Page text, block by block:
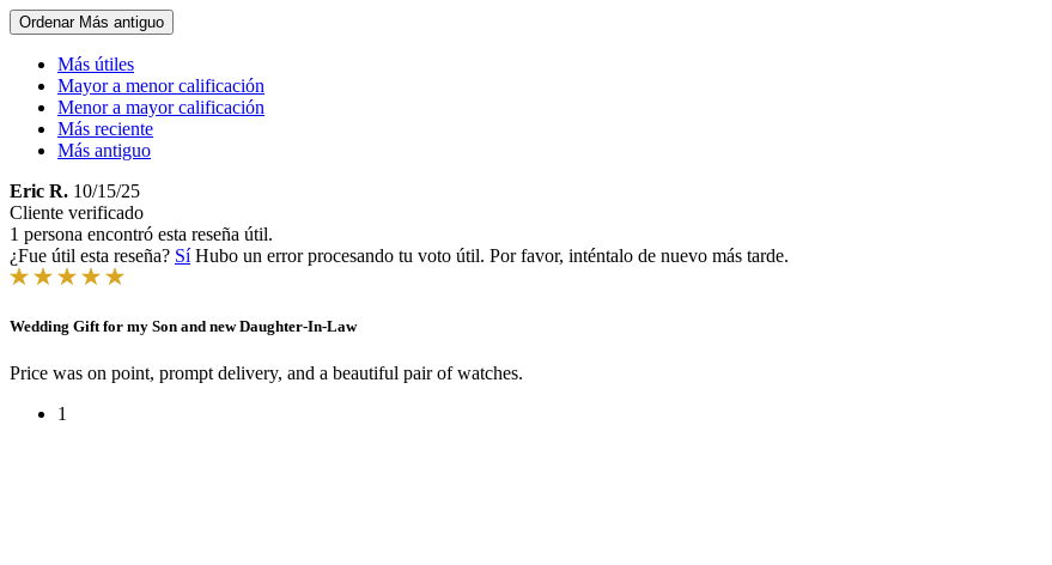
Ordenar Más antiguo
Más útiles
Mayor a menor calificación
Menor a mayor calificación
Más reciente
Más antiguo
Eric R. 10/15/25
Cliente verificado
1 persona encontró esta reseña útil.
¿Fue útil esta reseña? Sí Hubo un error procesando tu voto útil. Por favor, inténtalo de nuevo más tarde.
Wedding Gift for my Son and new Daughter-In-Law
Price was on point, prompt delivery, and a beautiful pair of watches.
1